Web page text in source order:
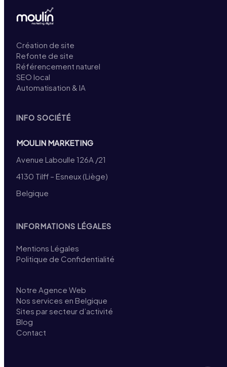
Création de site
Refonte de site
Référencement naturel
SEO local
Automatisation & IA
INFO SOCIÉTÉ
MOULIN MARKETING
Avenue Laboulle 126A /21
4130 Tilff – Esneux (Liège)
Belgique
INFORMATIONS LÉGALES
Mentions Légales
Politique de Confidentialité
Notre Agence Web
Nos services en Belgique
Sites par secteur d’activité
Blog
Contact